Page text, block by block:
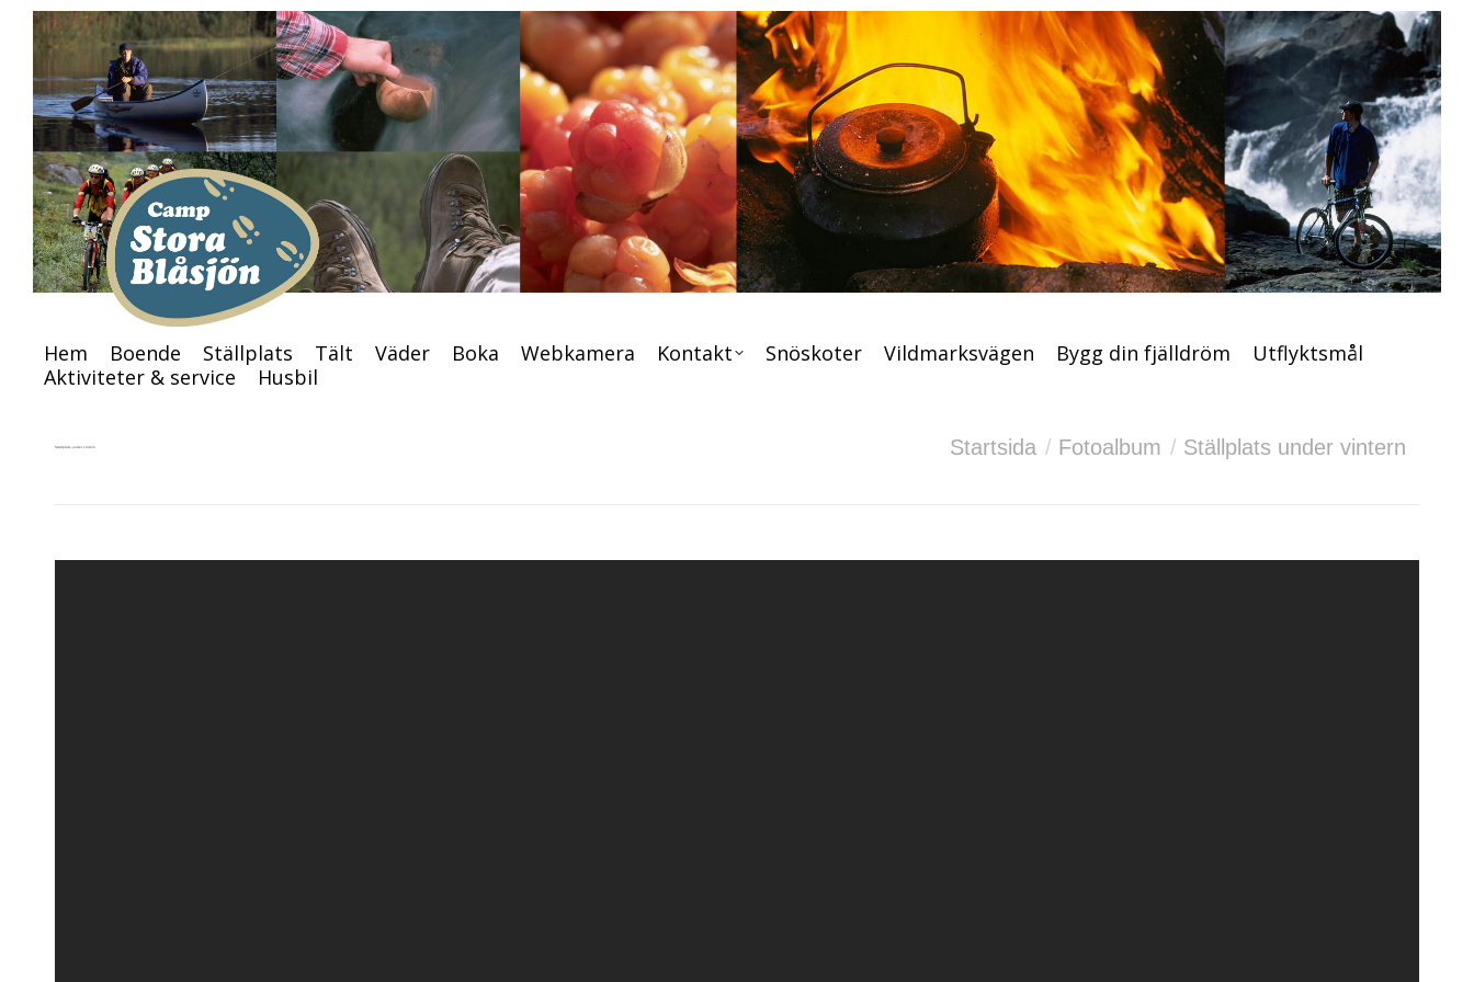
Hem Boende Ställplats Tält Väder Boka Webkamera Kontakt Snöskoter Vildmarksvägen Bygg din fjälldröm
Utflyktsmål
Aktiviteter & service
Husbil
Ställplats under vintern Du är här:
Startsida Fotoalbum Ställplats under vintern
Hem Boende Ställplats Tält Väder Boka Webkamera Kontakt Snöskoter Vildmarksvägen
Bygg din fjälldröm
Utflyktsmål
Aktiviteter & service Husbil